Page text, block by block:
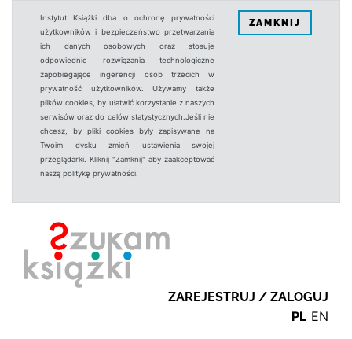
Instytut Książki dba o ochronę prywatności
użytkowników i bezpieczeństwo przetwarzania
ich danych osobowych oraz stosuje
odpowiednie rozwiązania technologiczne
zapobiegające ingerencji osób trzecich w
prywatność użytkowników. Używamy także
plików cookies, by ułatwić korzystanie z naszych
serwisów oraz do celów statystycznych.Jeśli nie
chcesz, by pliki cookies były zapisywane na
Twoim dysku zmień ustawienia swojej
przeglądarki. Kliknij "Zamknij" aby zaakceptować
naszą politykę prywatności.
ZAMKNIJ
ZAREJESTRUJ / ZALOGUJ
PL EN